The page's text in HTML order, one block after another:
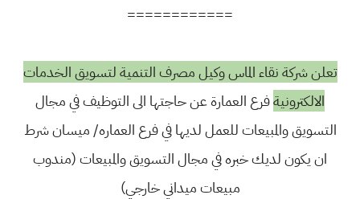
============
تعلن شركة نقاء الماس وكيل مصرف التنمية لتسويق الخدمات
الالكترونيةفرع العمارة عن حاجتها الى التوظيف في مجال
التسويق والمبيعات للعمل لديها في فرع العماره/ ميسان شرط
ان يكون لديك خبره في مجال التسويق والمبيعات (مندوب
مبيعات ميداني خارجي)